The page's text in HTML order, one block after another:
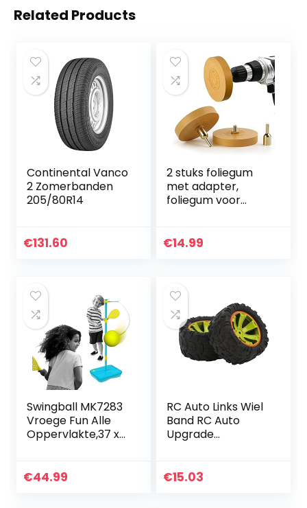
Related Products
Continental Vanco
2 Zomerbanden
205/80R14
€131.60
2 stuks foliegum
met adapter,
foliegum voor
aier, rechte
€14.99
Swingball MK7283
Vroege Fun Alle
Oppervlakte,37 x
kleuren
€44.99
RC Auto Links Wiel
Band RC Auto
Upgrade
WLtoys 144002 1/14
€15.03